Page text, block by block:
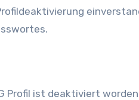
Profil ist deaktiviert